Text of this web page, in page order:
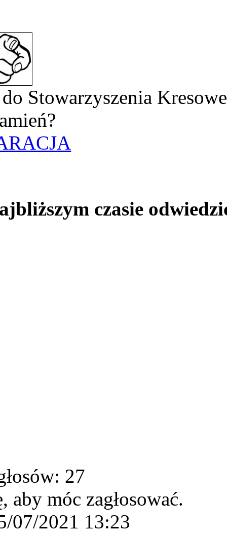
Stowarzyszenia
czasie
27
aby móc zagłosować.
07/2021 13:23